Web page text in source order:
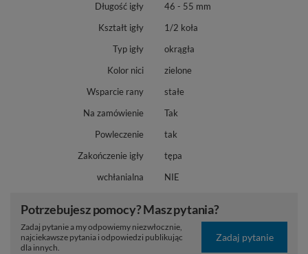
Długość igły
46 - 55 mm
Kształt igły
1/2 koła
Typ igły
okrągła
Kolor nici
zielone
Wsparcie rany
stałe
Na zamówienie
Tak
Powleczenie
tak
Zakończenie igły
tępa
wchłanialna
NIE
Potrzebujesz pomocy? Masz pytania?
Zadaj pytanie a my odpowiemy niezwłocznie,
najciekawsze pytania i odpowiedzi publikując
dla innych.
Zadaj pytanie